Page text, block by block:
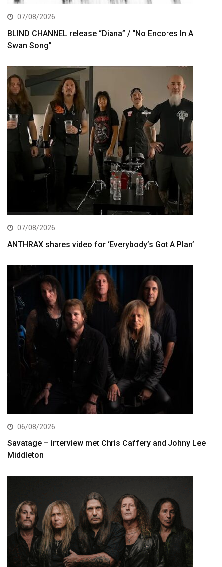
07/08/2026
BLIND CHANNEL release “Diana” / “No Encores In A
Swan Song”
07/08/2026
ANTHRAX shares video for ‘Everybody’s Got A Plan’
06/08/2026
Savatage – interview met Chris Caffery and Johny Lee
Middleton